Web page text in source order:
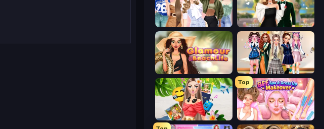
Fashion Week 2025 Valentine's Day Proposal
Glamour Beach Life Back To School: Uniforms Edition
Travel with Me: ASMR Edition
Top
BFF Makeover - Spa & Dress Up